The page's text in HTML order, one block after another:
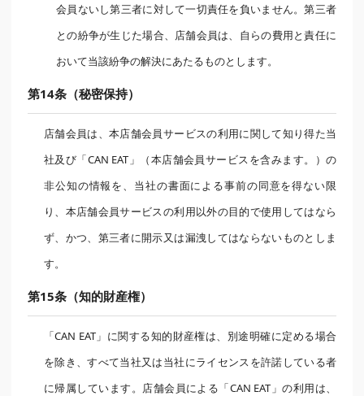
会員ないし第三者に対して一切責任を負いません。第三者
との紛争が生じた場合、店舗会員は、自らの費用と責任に
おいて当該紛争の解決にあたるものとします。
第14条（秘密保持）
店舗会員は、本店舗会員サービスの利用に関して知り得た当
社及び「CAN EAT」（本店舗会員サービスを含みます。）の
非公知の情報を、当社の書面による事前の同意を得ない限
り、本店舗会員サービスの利用以外の目的で使用してはなら
ず、かつ、第三者に開示又は漏洩してはならないものとしま
す。
第15条（知的財産権）
「CAN EAT」に関する知的財産権は、別途明確に定める場合
を除き、すべて当社又は当社にライセンスを許諾している者
に帰属しています。店舗会員による「CAN EAT」の利用は、